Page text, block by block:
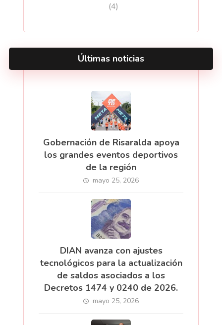
(4)
Últimas noticias
Gobernación de Risaralda apoya
los grandes eventos deportivos
de la región
mayo 25, 2026
DIAN avanza con ajustes
tecnológicos para la actualización
de saldos asociados a los
Decretos 1474 y 0240 de 2026.
mayo 25, 2026